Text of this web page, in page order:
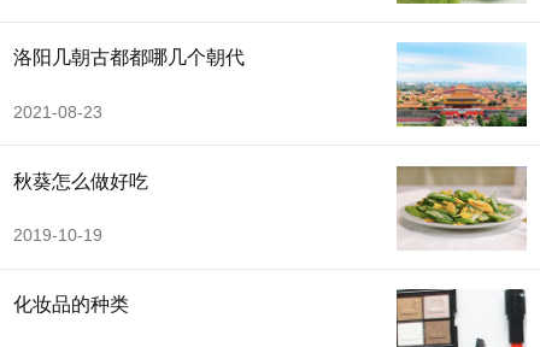
洛阳几朝古都都哪几个朝代
2021-08-23
秋葵怎么做好吃
2019-10-19
化妆品的种类